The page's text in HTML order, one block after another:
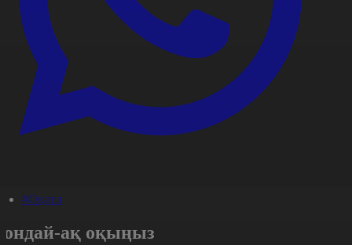
#Оқиға
ақ оқыңыз